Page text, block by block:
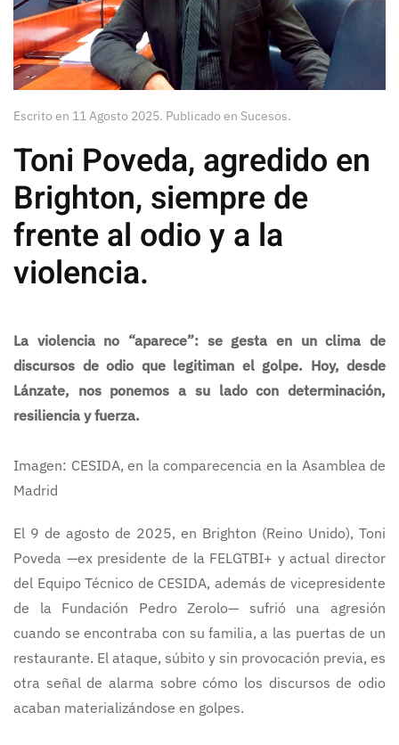
Escrito en 11 Agosto 2025. Publicado en Sucesos.
Toni Poveda, agredido en
Brighton, siempre de
frente al odio y a la
violencia.
La violencia no “aparece”: se gesta en un clima de
discursos de odio que legitiman el golpe. Hoy, desde
Lánzate, nos ponemos a su lado con determinación,
resiliencia y fuerza.
Imagen: CESIDA, en la comparecencia en la Asamblea de
Madrid
El 9 de agosto de 2025, en Brighton (Reino Unido), Toni
Poveda —ex presidente de la FELGTBI+ y actual director
del Equipo Técnico de CESIDA, además de vicepresidente
de la Fundación Pedro Zerolo— sufrió una agresión
cuando se encontraba con su familia, a las puertas de un
restaurante. El ataque, súbito y sin provocación previa, es
otra señal de alarma sobre cómo los discursos de odio
acaban materializándose en golpes.